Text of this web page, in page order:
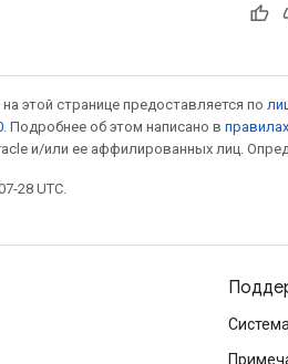
этой странице предоставляется по
. Подробнее об этом написано в
и/или ее аффилированных лиц.
28 UTC.